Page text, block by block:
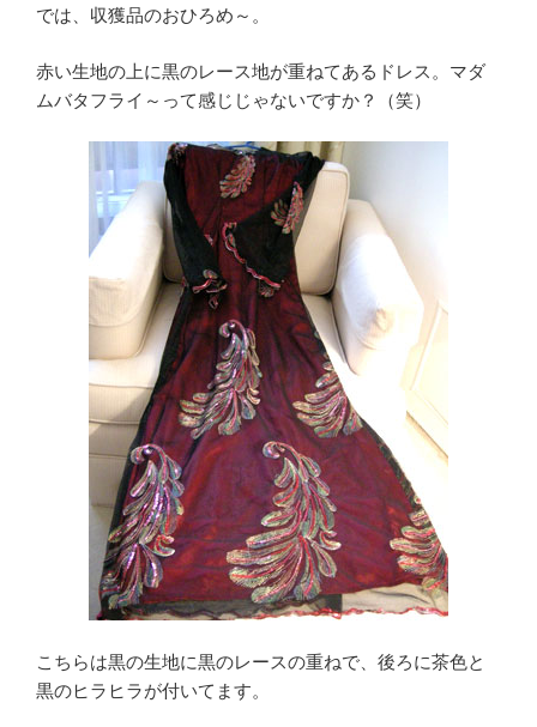
では、収獲品のおひろめ～。
赤い生地の上に黒のレース地が重ねてあるドレス。マダ
ムバタフライ～って感じじゃないですか？（笑）
こちらは黒の生地に黒のレースの重ねで、後ろに茶色と
黒のヒラヒラが付いてます。